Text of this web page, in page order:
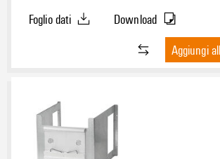
Foglio dati
Download
Aggiungi